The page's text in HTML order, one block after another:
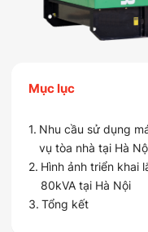
Mục lục
Nhu cầu sử dụng
vụ tòa nhà tại Hà
Hình ảnh triển khai
80kVA tại Hà Nội
Tổng kết